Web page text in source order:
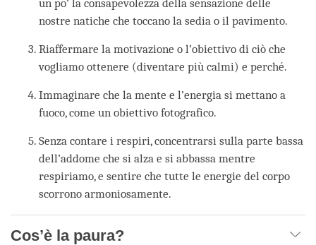
un po’ la consapevolezza della sensazione delle
nostre natiche che toccano la sedia o il pavimento.
Riaffermare la motivazione o l’obiettivo di ciò che
vogliamo ottenere (diventare più calmi) e perché.
Immaginare che la mente e l’energia si mettano a
fuoco, come un obiettivo fotografico.
Senza contare i respiri, concentrarsi sulla parte bassa
dell’addome che si alza e si abbassa mentre
respiriamo, e sentire che tutte le energie del corpo
scorrono armoniosamente.
Cos’è la paura?